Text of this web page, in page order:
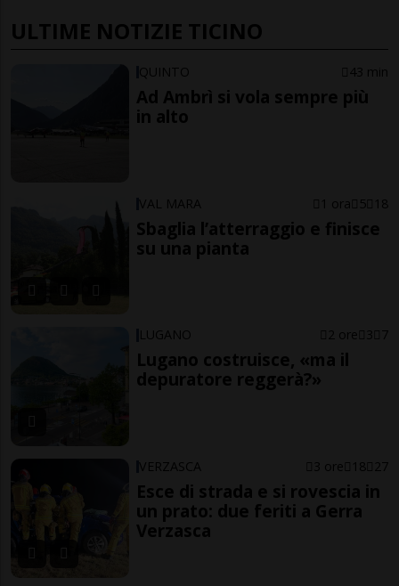
ULTIME NOTIZIE TICINO
QUINTO 43 min
Ad Ambrì si vola sempre più
in alto
VAL MARA 1 ora 5 18
Sbaglia l’atterraggio e finisce
su una pianta
LUGANO 2 ore 3 7
Lugano costruisce, «ma il
depuratore reggerà?»
VERZASCA 3 ore 18 27
Esce di strada e si rovescia in
un prato: due feriti a Gerra
Verzasca